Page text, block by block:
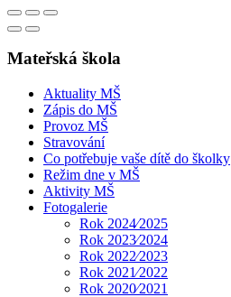
Mateřská škola
Aktuality MŠ
Zápis do MŠ
Provoz MŠ
Stravování
Co potřebuje vaše dítě do školky
Režim dne v MŠ
Aktivity MŠ
Fotogalerie
Rok 2024⁄2025
Rok 2023⁄2024
Rok 2022⁄2023
Rok 2021⁄2022
Rok 2020⁄2021